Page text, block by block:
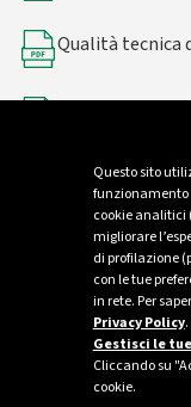
Questo sito
funzionamento
cookie analitici
migliorare
di profilazione
con le tue
in rete. Per
Privacy Policy.
Gestisci le
Cliccando su
cookie.
Qualità tecnica